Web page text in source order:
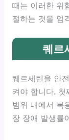
때는 이러한 위
절하는 것을 엄
퀘르
퀘르세틴을 안
켜야 합니다.
범위 내에서 복
장 장애 발생률